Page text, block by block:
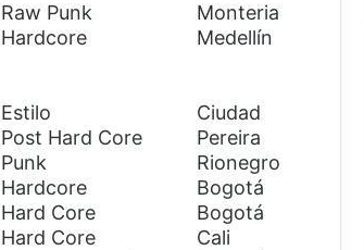
Raw Punk
Monteria
Hardcore
Medellín
Estilo
Ciudad
Post Hard Core
Pereira
Punk
Rionegro
Hardcore
Bogotá
Hard Core
Bogotá
Hard Core
Cali